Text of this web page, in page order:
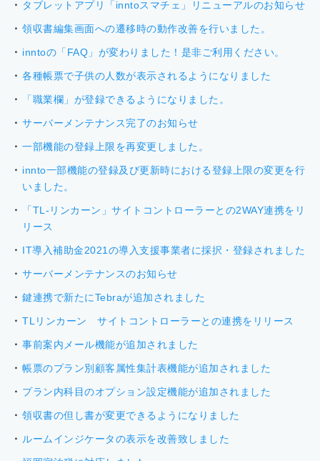
タブレットアプリ「inntoスマチェ」リニューアルのお知らせ
領収書編集画面への遷移時の動作改善を行いました。
inntoの「FAQ」が変わりました！是非ご利用ください。
各種帳票で子供の人数が表示されるようになりました
「職業欄」が登録できるようになりました。
サーバーメンテナンス完了のお知らせ
一部機能の登録上限を再変更しました。
innto一部機能の登録及び更新時における登録上限の変更を行
いました。
「TL-リンカーン」サイトコントローラーとの2WAY連携をリ
リース
IT導入補助金2021の導入支援事業者に採択・登録されました
サーバーメンテナンスのお知らせ
鍵連携で新たにTebraが追加されました
TLリンカーン サイトコントローラーとの連携をリリース
事前案内メール機能が追加されました
帳票のプラン別顧客属性集計表機能が追加されました
プラン内科目のオプション設定機能が追加されました
領収書の但し書が変更できるようになりました
ルームインジケータの表示を改善致しました